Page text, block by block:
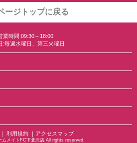
ージトップに戻る
業時間:09:30～18:00
:毎週水曜日、第三火曜日
｜ 利用規約｜ アクセスマップ
メイトFC下北沢店 All rights reserved.